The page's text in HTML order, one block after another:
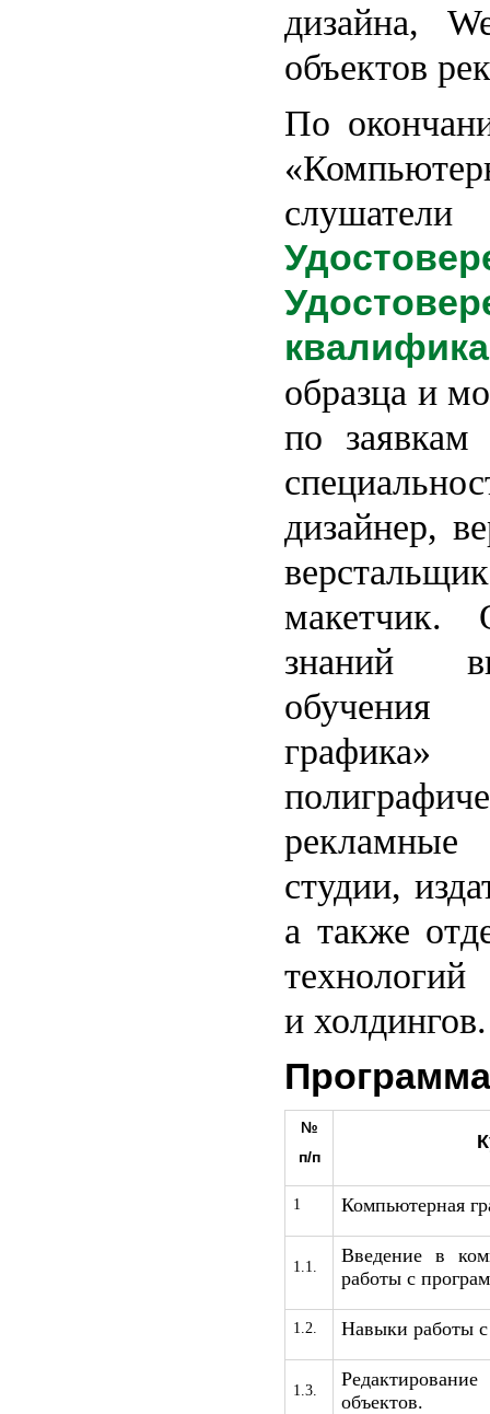
дизайна,
объектов
По
образца и
по заявкам
дизайнер,
макетчик.
знаний
студии,
а также
и холдингов.
№
п/п
1 Компьютерная
1.1.
Введение в
работы с
1.2. Навыки работы
1.3.
объектов.